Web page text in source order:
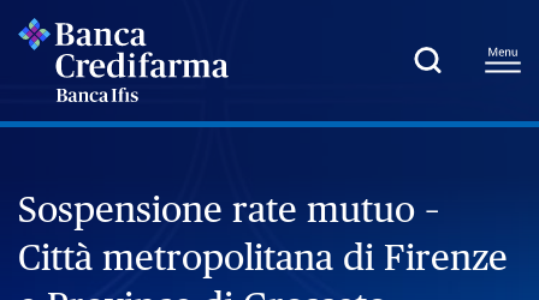
Sospensione rate mutuo –
Città metropolitana di Firenze